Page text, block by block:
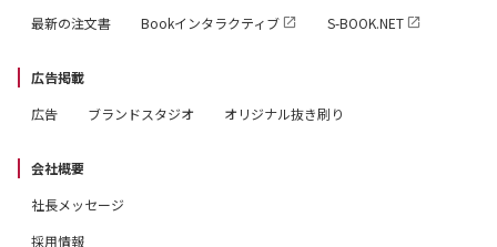
最新の注文書
Bookインタラクティブ S-BOOK.NET
広告掲載
広告
ブランドスタジオ オリジナル抜き刷り
会社概要
社長メッセージ
採用情報